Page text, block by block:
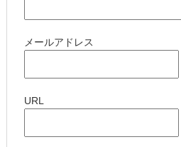
メールアドレス
URL